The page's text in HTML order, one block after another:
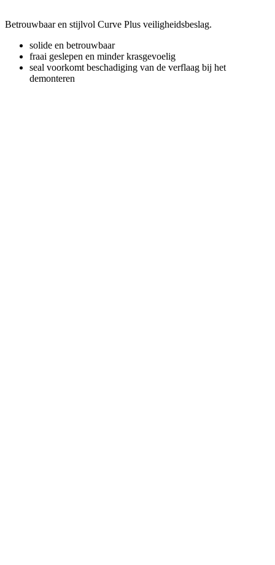
Betrouwbaar en stijlvol Curve Plus veiligheidsbeslag.
solide en betrouwbaar
fraai geslepen en minder krasgevoelig
seal voorkomt beschadiging van de verflaag bij het
demonteren